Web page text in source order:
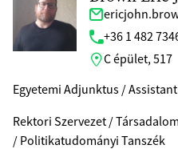
+36 1 482
C épület, 517
Egyetemi Adjunktus /
Rektori Szervezet /
/ Politikatudományi Tanszék